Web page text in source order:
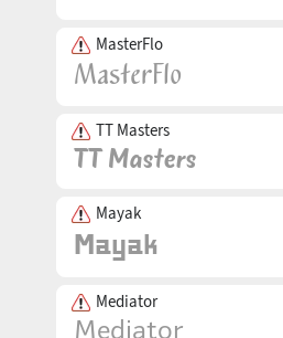
MasterFlo
TT Masters
Mayak
Mediator